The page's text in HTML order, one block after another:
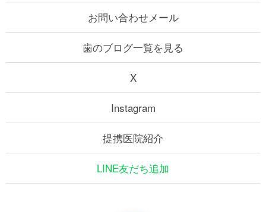
お問い合わせメール
歯のブログ一覧を見る
X
Instagram
提携医院紹介
LINE友だち追加